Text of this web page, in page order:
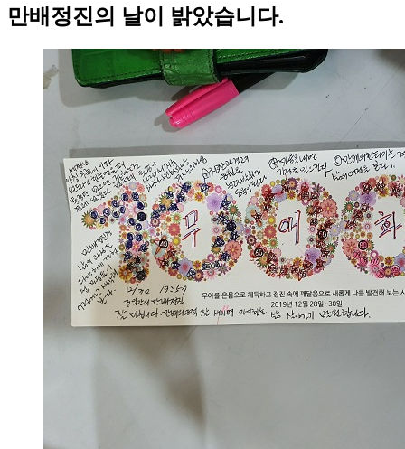
만배정진의 날이 밝았습니다.